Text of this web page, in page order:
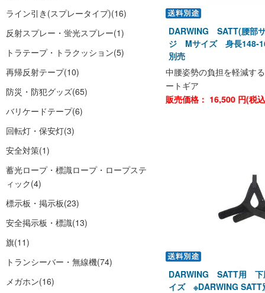
ライン引き(スプレータイプ)(16)
反射スプレー・蛍光スプレー(1)
トラテープ・トラクッション(5)
再帰反射テープ(10)
防災・防犯グッズ(65)
バリケードテープ(6)
回転灯・保安灯(3)
安全対策(1)
蓄光ロープ・標識ロープ・ロープステ
ィック(4)
標示板・掲示板(23)
安全掲示板・標識(13)
旗(11)
トランシーバー・無線機(74)
メガホン(16)
DARWING SATT(腰部
ジ Mサイズ 身長148-
別売
中腰姿勢の負担を軽減す
ートギア
販売価格： 16,500 円(税
DARWING SATT用 下
イズ ※DARWING SATT